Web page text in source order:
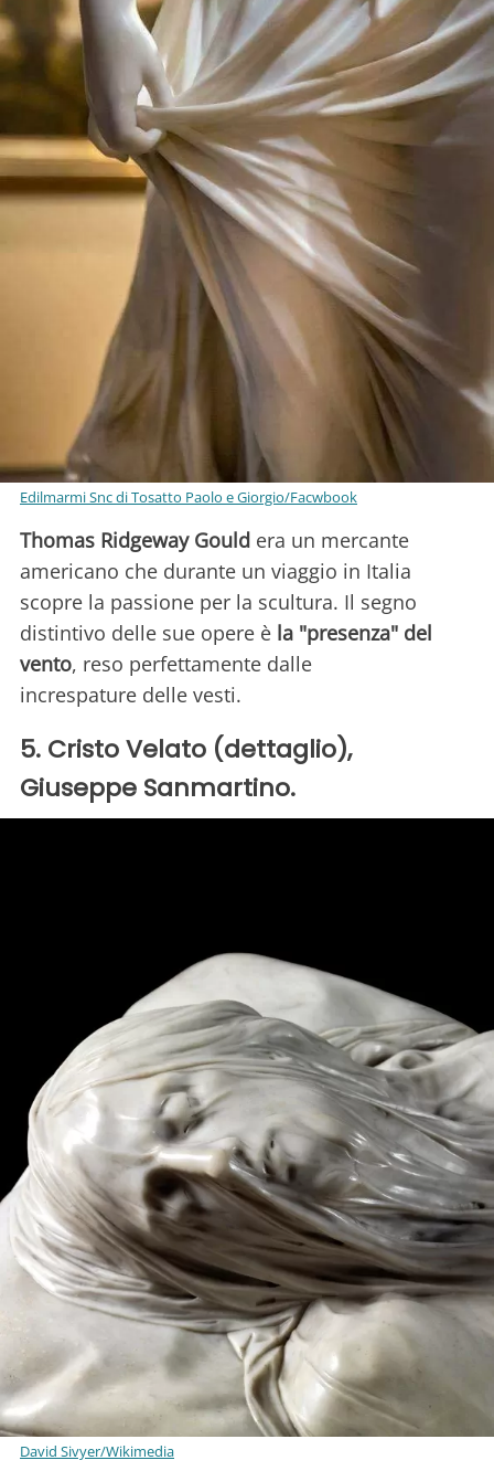
Edilmarmi Snc di Tosatto Paolo e Giorgio/Facwbook
Thomas Ridgeway Gould era un mercante
americano che durante un viaggio in Italia
scopre la passione per la scultura. Il segno
distintivo delle sue opere è la "presenza" del
vento, reso perfettamente dalle
increspature delle vesti.
5. Cristo Velato (dettaglio),
Giuseppe Sanmartino.
David Sivyer/Wikimedia